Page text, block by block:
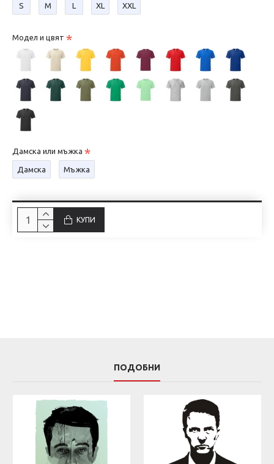
S М L XL XXL
Модел и цвят
Дамска или мъжка
Дамска Мъжка
КУПИ
ПОДОБНИ